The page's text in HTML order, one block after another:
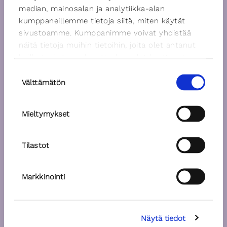
median, mainosalan ja analytiikka-alan
kumppaneillemme tietoja siitä, miten käytät
sivustoamme. Kumppanimme voivat yhdistää
näitä tietoja muihin tietoihin, joita olet antanut
valinta
Välttämätön
Mieltymykset
Tilastot
Markkinointi
Näytä tiedot